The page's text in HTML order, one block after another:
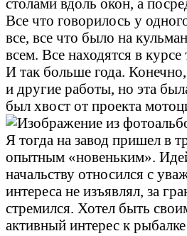
Все что говорилось у
все, все что было на
всем. Все находятся в
И так больше года.
и другие работы, но эта
был хвост от проекта
Я тогда на завод пришел в
опытным «новеньким».
начальству относился с
интереса не изъявлял, за
стремился. Хотел быть
активный интерес к